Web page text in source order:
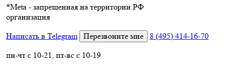
*Meta - запрещенная на территории РФ
организация
Написать в Telegram
Перезвоните мне
8 (495) 414-16-70
пн-чт с 10-21, пт-вс с 10-19